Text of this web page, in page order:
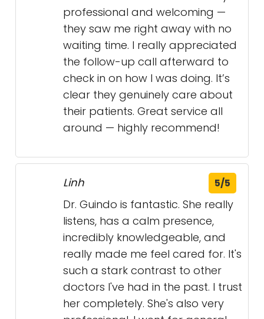
ailment. In addition, the clinic staff
are very friendly, upbeat, and
attentive. Highly recommended! -
RP
emerson N. 5/5
Dr. Lamanque and the clinic, and
once again, the experience was
excellent. The team is incredibly
professional and welcoming —
they saw me right away with no
waiting time. I really appreciated
the follow-up call afterward to
check in on how I was doing. It’s
clear they genuinely care about
their patients. Great service all